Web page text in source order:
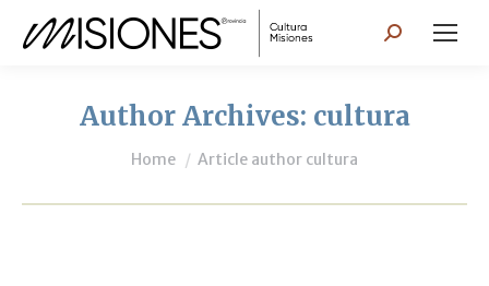
Search:
Author Archives: cultura
You are here:
Home Article author cultura